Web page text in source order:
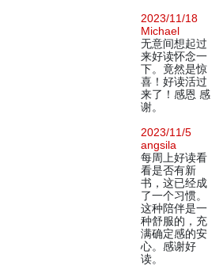
2023/11/18
Michael
无意间想起过
来好读怀念一
下。竟然是惊
喜！好读活过
来了！感恩 感
谢。
2023/11/5
angsila
每周上好读看
看是否有新
书，这已经成
了一个习惯。
这种陪伴是一
种舒服的，充
满确定感的安
心。感谢好
读。